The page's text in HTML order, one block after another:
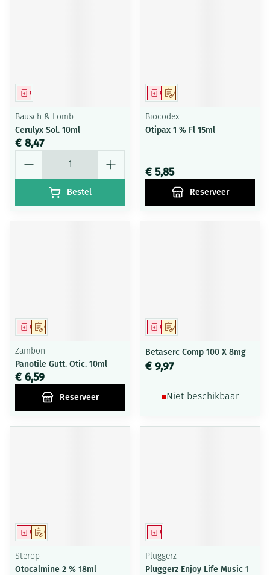
Geneesmiddel
Bausch & Lomb
Cerulyx Sol. 10ml
€ 8,47
Bestel
Op voorschrift
Geneesmiddel
Biocodex
Otipax 1 % Fl 15ml
€ 5,85
Reserveer
Op voorschrift
Geneesmiddel
Zambon
Panotile Gutt. Otic. 10ml
€ 6,59
Reserveer
Op voorschrift
Geneesmiddel
Betaserc Comp 100 X 8mg
€ 9,97
Niet beschikbaar
Op voorschrift
Geneesmiddel
Sterop
Otocalmine 2 % 18ml
Geneesmiddel
Pluggerz
Pluggerz Enjoy Life Music 1